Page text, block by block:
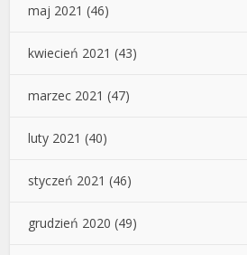
maj 2021 (46)
kwiecień 2021 (43)
marzec 2021 (47)
luty 2021 (40)
styczeń 2021 (46)
grudzień 2020 (49)